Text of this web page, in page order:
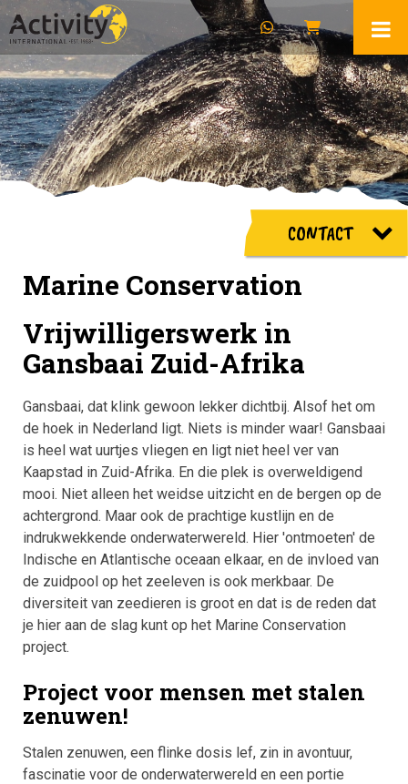
CONTACT
Marine Conservation
Vrijwilligerswerk in
Gansbaai Zuid-Afrika
Gansbaai, dat klink gewoon lekker dichtbij. Alsof het om
de hoek in Nederland ligt. Niets is minder waar! Gansbaai
is heel wat uurtjes vliegen en ligt niet heel ver van
Kaapstad in Zuid-Afrika. En die plek is overweldigend
mooi. Niet alleen het weidse uitzicht en de bergen op de
achtergrond. Maar ook de prachtige kustlijn en de
indrukwekkende onderwaterwereld. Hier 'ontmoeten' de
Indische en Atlantische oceaan elkaar, en de invloed van
de zuidpool op het zeeleven is ook merkbaar. De
diversiteit van zeedieren is groot en dat is de reden dat
je hier aan de slag kunt op het Marine Conservation
project.
Project voor mensen met stalen
zenuwen!
Stalen zenuwen, een flinke dosis lef, zin in avontuur,
fascinatie voor de onderwaterwereld en een portie